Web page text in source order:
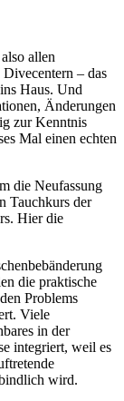
allen
– das
Haus. Und
Änderungen
zur Kenntnis
Mal einen echten
die Neufassung
Tauchkurs der
Hier die
die praktische
Problems
Viele
in der
integriert, weil es
wird.